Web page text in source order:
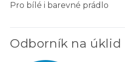
Pro bílé i barevné prádlo
Odborník na úklid